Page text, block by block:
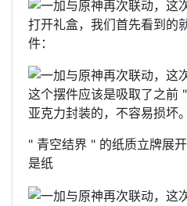
打开礼盒，我们首先看到的
件：
这个摆件应该是吸取了之前
亚克力封装的，不容易损坏。
" 青空结界 " 的纸质立牌展
是纸